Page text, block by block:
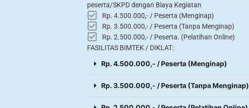
peserta/SKPD dengan Biaya Kegiatan
Rp. 4.500.000,- / Peserta (Menginap)
Rp. 3.500.000,- / Peserta (Tanpa Menginap)
Rp. 2.500.000,- / Peserta. (Pelatihan Online)
FASILITAS BIMTEK / DIKLAT:
Rp. 4.500.000,- / Peserta (Menginap)
Rp. 3.500.000,- / Peserta (Tanpa Menginap)